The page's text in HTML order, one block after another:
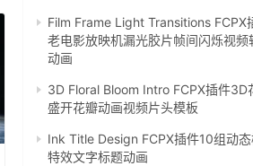
Film Frame Light Transitions FCPX
老电影放映机漏光胶片帧间闪烁视频
动画
3D Floral Bloom Intro FCPX插件3D
盛开花瓣动画视频片头模板
Ink Title Design FCPX插件10组动
特效文字标题动画